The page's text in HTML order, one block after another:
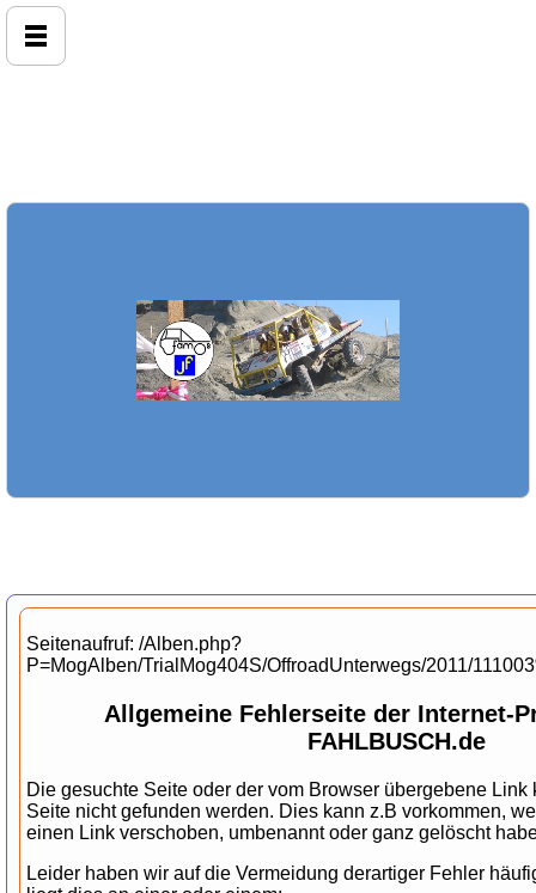
Seitenaufruf: /Alben.php?
P=MogAlben/TrialMog404S/OffroadUnterwegs/2011/
Allgemeine Fehlerseite der Internet-
FAHLBUSCH.de
Die gesuchte Seite oder der vom Browser übergebene Link
Seite nicht gefunden werden. Dies kann z.B vorkommen,
einen Link verschoben, umbenannt oder ganz gelöscht
Leider haben wir auf die Vermeidung derartiger Fehler